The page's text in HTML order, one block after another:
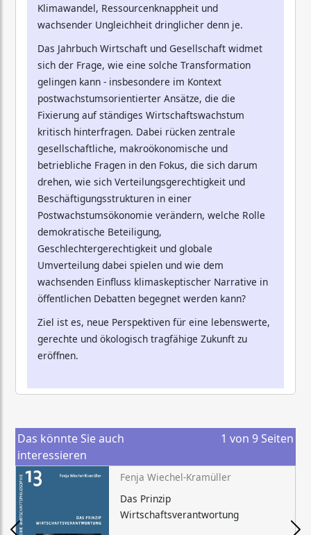
Klimawandel, Ressourcenknappheit und
wachsender Ungleichheit dringlicher denn je.
Das Jahrbuch Wirtschaft und Gesellschaft widmet
sich der Frage, wie eine solche Transformation
gelingen kann - insbesondere im Kontext
postwachstumsorientierter Ansätze, die die
Fixierung auf ständiges Wirtschaftswachstum
kritisch hinterfragen. Dabei rücken zentrale
gesellschaftliche, makroökonomische und
betriebliche Fragen in den Fokus, die sich darum
drehen, wie sich Verteilungsgerechtigkeit und
Beschäftigungsstrukturen in einer
Postwachstumsökonomie verändern, welche Rolle
demokratische Beteiligung,
Geschlechtergerechtigkeit und globale
Umverteilung dabei spielen und wie dem
wachsenden Einfluss klimaskeptischer Narrative in
öffentlichen Debatten begegnet werden kann?
Ziel ist es, neue Perspektiven für eine lebenswerte,
gerechte und ökologisch tragfähige Zukunft zu
eröffnen.
Das könnte Sie auch
interessieren
1 von 9 Seiten
Fenja Wiechel-Kramüller
Das Prinzip
Wirtschaftsverantwortung